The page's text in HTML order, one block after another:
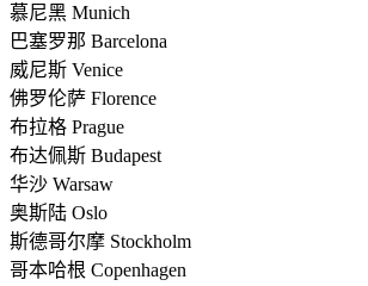
慕尼黑 Munich
巴塞罗那 Barcelona
威尼斯 Venice
佛罗伦萨 Florence
布拉格 Prague
布达佩斯 Budapest
华沙 Warsaw
奥斯陆 Oslo
斯德哥尔摩 Stockholm
哥本哈根 Copenhagen